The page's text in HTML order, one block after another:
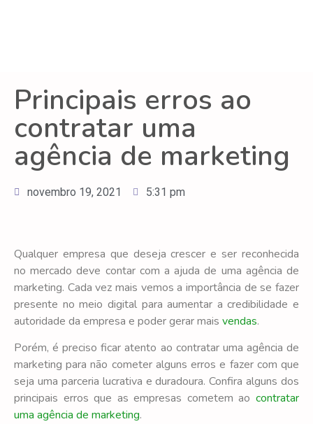
Principais erros ao
contratar uma
agência de marketing
novembro 19, 2021 5:31 pm
Qualquer empresa que deseja crescer e ser reconhecida
no mercado deve contar com a ajuda de uma agência de
marketing. Cada vez mais vemos a importância de se fazer
presente no meio digital para aumentar a credibilidade e
autoridade da empresa e poder gerar mais vendas.
Porém, é preciso ficar atento ao contratar uma agência de
marketing para não cometer alguns erros e fazer com que
seja uma parceria lucrativa e duradoura. Confira alguns dos
principais erros que as empresas cometem ao contratar
uma agência de marketing.